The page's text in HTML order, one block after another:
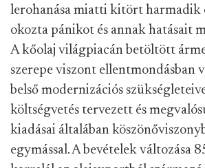
lerohanása miatti kitört harmadik
okozta pánikot és annak hatásait
A kőolaj világpiacán betöltött
szerepe viszont ellentmondásban
belső modernizációs
költségvetés tervezett és
kiadásai általában
egymással. A bevételek változása